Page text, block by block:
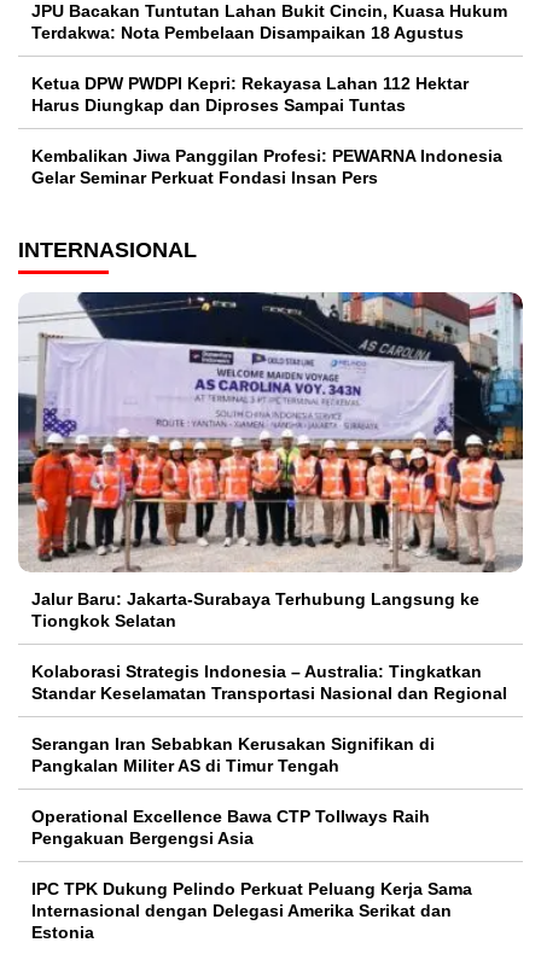
JPU Bacakan Tuntutan Lahan Bukit Cincin, Kuasa Hukum
Terdakwa: Nota Pembelaan Disampaikan 18 Agustus
Ketua DPW PWDPI Kepri: Rekayasa Lahan 112 Hektar
Harus Diungkap dan Diproses Sampai Tuntas
Kembalikan Jiwa Panggilan Profesi: PEWARNA Indonesia
Gelar Seminar Perkuat Fondasi Insan Pers
INTERNASIONAL
Jalur Baru: Jakarta-Surabaya Terhubung Langsung ke
Tiongkok Selatan
Kolaborasi Strategis Indonesia – Australia: Tingkatkan
Standar Keselamatan Transportasi Nasional dan Regional
Serangan Iran Sebabkan Kerusakan Signifikan di
Pangkalan Militer AS di Timur Tengah
Operational Excellence Bawa CTP Tollways Raih
Pengakuan Bergengsi Asia
IPC TPK Dukung Pelindo Perkuat Peluang Kerja Sama
Internasional dengan Delegasi Amerika Serikat dan
Estonia